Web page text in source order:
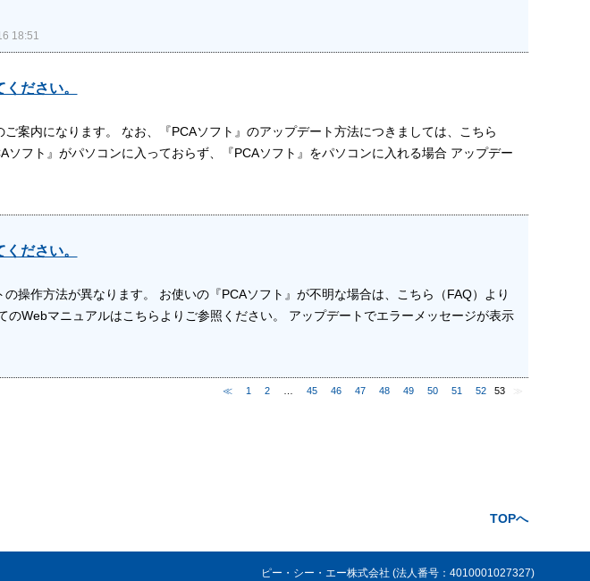
18:51
ださい。
案内になります。 なお、『PCAソフト』のアップデート方法につきましては、こちら
ソフト』がパソコンに入っておらず、『PCAソフト』をパソコンに入れる場合 アップデー
ださい。
操作方法が異なります。 お使いの『PCAソフト』が不明な場合は、こちら（FAQ）より
のWebマニュアルはこちらよりご参照ください。 アップデートでエラーメッセージが表示
≪ 1 2 45 46 47 48 49 50 51 52 53
TOPへ
ピー・シー・エー株式会社 (法人番号：4010001027327)